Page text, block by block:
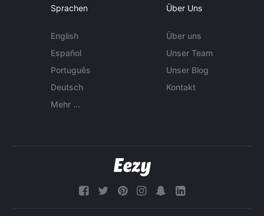
Sprachen
English
Español
Português
Deutsch
Mehr ...
Über Uns
Über uns
Unser Team
Unser Blog
Kontakt